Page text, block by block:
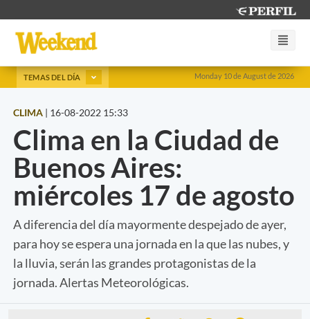
Monday 10 de August de 2026
TEMAS DEL DÍA
CLIMA | 16-08-2022 15:33
Clima en la Ciudad de
Buenos Aires:
miércoles 17 de agosto
A diferencia del día mayormente despejado de ayer,
para hoy se espera una jornada en la que las nubes, y
la lluvia, serán las grandes protagonistas de la
jornada. Alertas Meteorológicas.